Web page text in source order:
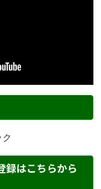
録はこちらから